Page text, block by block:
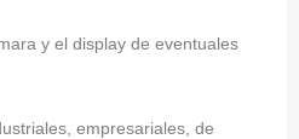
y el display de eventuales
empresariales, de